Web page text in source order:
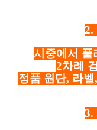
2.
시중에서 풀
2차례
정품 원단, 라
3.